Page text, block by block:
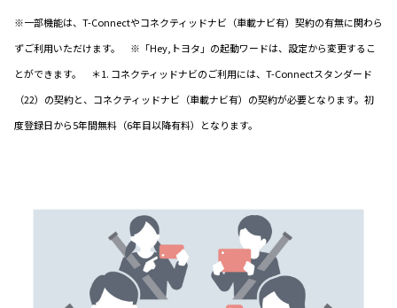
※一部機能は、T-Connectやコネクティッドナビ（車載ナビ有）契約の有無に関わら
ずご利用いただけます。 ※「Hey,トヨタ」の起動ワードは、設定から変更するこ
とができます。 ＊1. コネクティッドナビのご利用には、T-Connectスタンダード
（22）の契約と、コネクティッドナビ（車載ナビ有）の契約が必要となります。初
度登録日から5年間無料（6年目以降有料）となります。